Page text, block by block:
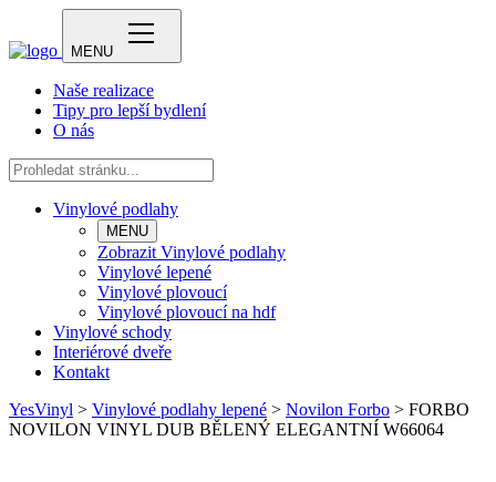
MENU
Naše realizace
Tipy pro lepší bydlení
O nás
Vinylové podlahy
MENU
Zobrazit Vinylové podlahy
Vinylové lepené
Vinylové plovoucí
Vinylové plovoucí na hdf
Vinylové schody
Interiérové dveře
Kontakt
YesVinyl > Vinylové podlahy lepené > Novilon Forbo > FORBO
NOVILON VINYL DUB BĚLENÝ ELEGANTNÍ W66064